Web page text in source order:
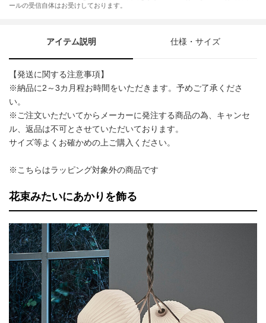
ールの受信自体はお受けしております。
アイテム説明 仕様・サイズ
【発送に関する注意事項】
※納品に2～3カ月程お時間をいただきます。予めご了承くださ
い。
※ご注文いただいてからメーカーに発注する商品の為、キャンセ
ル、返品は不可とさせていただいております。
サイズ等よくお確かめの上ご購入ください。
※こちらはラッピング対象外の商品です
花束みたいにあかりを飾る